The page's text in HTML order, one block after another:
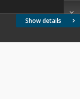
Show details